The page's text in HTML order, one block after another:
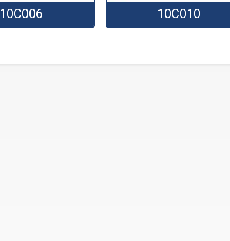
10C006 10C010